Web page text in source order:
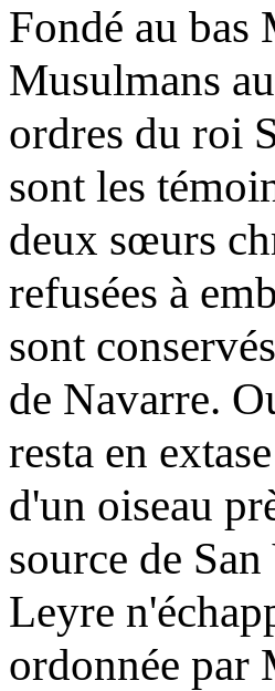
Fondé au
Musulmans
ordres du roi
sont les
deux sœurs
refusées à
sont
de Navarre.
resta en
d'un oiseau
source de
Leyre
ordonnée par